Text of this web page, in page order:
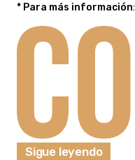
* Para más información:
Sigue leyendo